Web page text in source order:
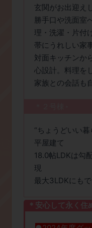
玄関がお出迎え
勝手口や洗面室
理・洗濯・片付
帯にうれしい家
対面キッチンか
心設計。料理を
家族との会話も
​“ちょうどいい
平屋建て
18.0帖LDKは勾
現
最大3LDKにも
＊安心して永く住